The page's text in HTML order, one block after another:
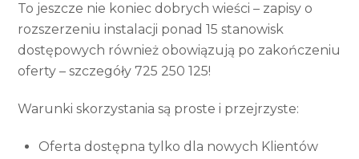
To jeszcze nie koniec dobrych wieści – zapisy o
rozszerzeniu instalacji ponad 15 stanowisk
dostępowych również obowiązują po zakończeniu
oferty – szczegóły 725 250 125!
Warunki skorzystania są proste i przejrzyste:
Oferta dostępna tylko dla nowych Klientów